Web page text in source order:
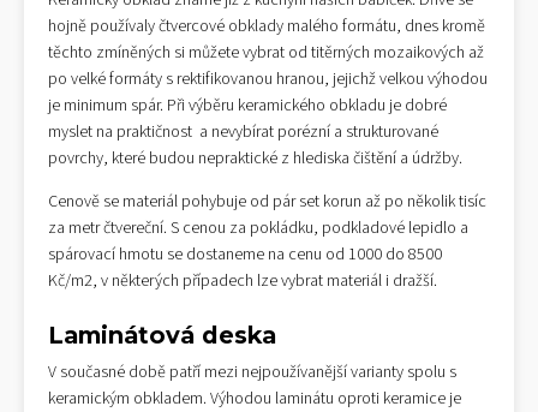
hojně používaly čtvercové obklady malého formátu, dnes kromě
těchto zmíněných si můžete vybrat od titěrných mozaikových až
po velké formáty s rektifikovanou hranou, jejichž velkou výhodou
je minimum spár. Při výběru keramického obkladu je dobré
myslet na praktičnost a nevybírat porézní a strukturované
povrchy, které budou nepraktické z hlediska čištění a údržby.
Cenově se materiál pohybuje od pár set korun až po několik tisíc
za metr čtvereční. S cenou za pokládku, podkladové lepidlo a
spárovací hmotu se dostaneme na cenu od 1000 do 8500
Kč/m2, v některých případech lze vybrat materiál i dražší.
Laminátová deska
V současné době patří mezi nejpoužívanější varianty spolu s
keramickým obkladem. Výhodou laminátu oproti keramice je